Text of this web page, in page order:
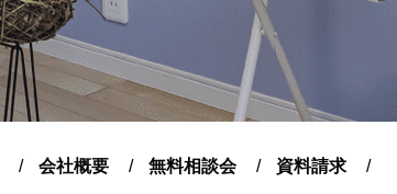
会社概要 無料相談会 資料請求